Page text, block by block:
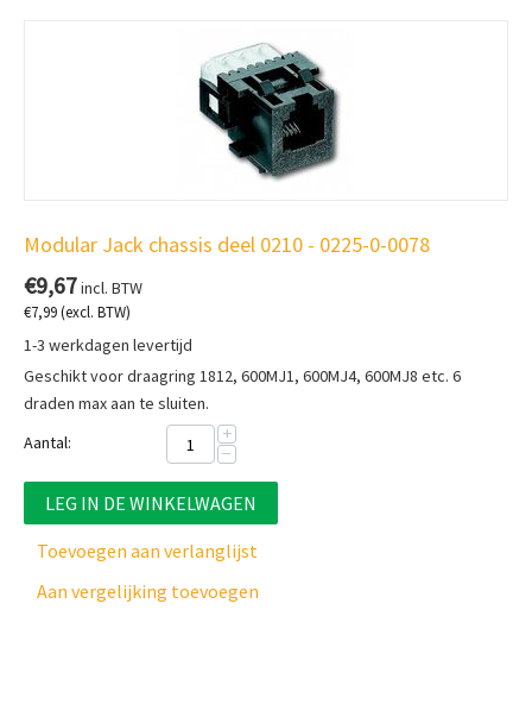
Modular Jack chassis deel 0210 - 0225-0-0078
€9,67incl. BTW
€7,99(excl. BTW)
1-3 werkdagen levertijd
Geschikt voor draagring 1812, 600MJ1, 600MJ4, 600MJ8 etc. 6
draden max aan te sluiten.
Aantal:
+
−
LEG IN DE WINKELWAGEN
Toevoegen aan verlanglijst
Aan vergelijking toevoegen